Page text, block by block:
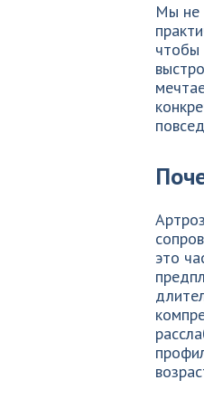
Мы не
чтобы
это